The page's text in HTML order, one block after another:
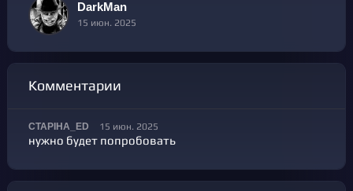
DarkMan
15 июн. 2025
Комментарии
CTAPIHA_ED 15 июн. 2025
нужно будет попробовать